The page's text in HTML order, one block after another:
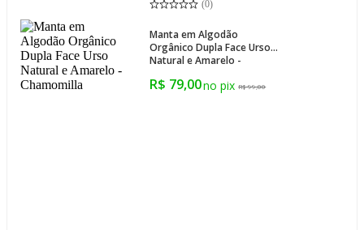
(0)
Manta em Algodão
Orgânico Dupla Face Urso
Natural e Amarelo -
R$ 79,00 R$ 99,00